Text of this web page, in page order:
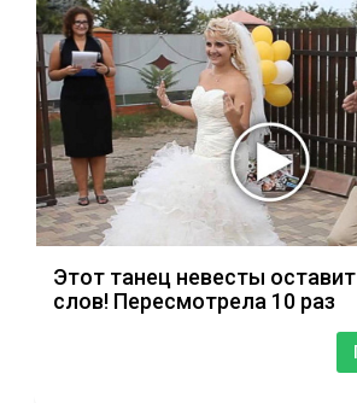
Этот танец невесты
слов! Пересмотрела 10 раз